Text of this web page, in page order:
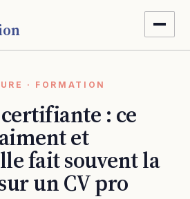
· FORMATION
: ce
et
fait souvent la
un CV pro